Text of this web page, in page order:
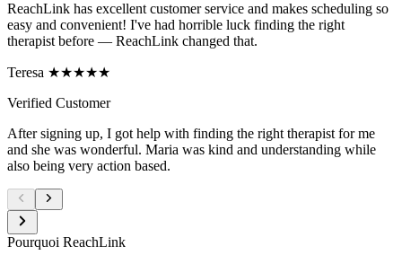
ReachLink has excellent customer service and makes scheduling so
easy and convenient! I've had horrible luck finding the right
therapist before — ReachLink changed that.
Teresa ★★★★★
Verified Customer
After signing up, I got help with finding the right therapist for me
and she was wonderful. Maria was kind and understanding while
also being very action based.
Pourquoi ReachLink